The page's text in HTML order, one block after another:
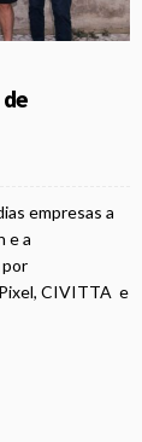
empresas a
e a
CIVITTA e